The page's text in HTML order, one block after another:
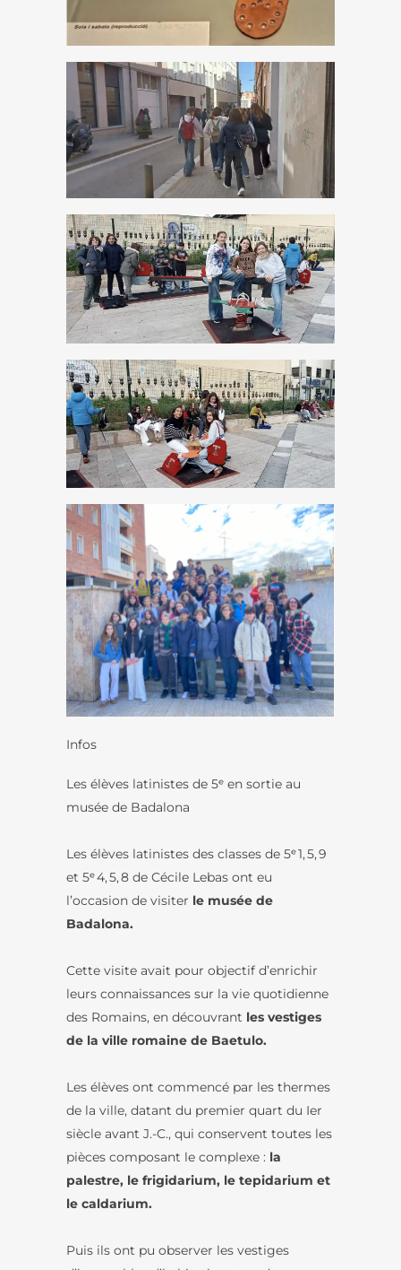
Infos
Les élèves latinistes de 5ᵉ en sortie au
musée de Badalona
Les élèves latinistes des classes de 5ᵉ 1, 5, 9
et 5ᵉ 4, 5, 8 de Cécile Lebas ont eu
l’occasion de visiter le musée de
Badalona.
Cette visite avait pour objectif d’enrichir
leurs connaissances sur la vie quotidienne
des Romains, en découvrant les vestiges
de la ville romaine de Baetulo.
Les élèves ont commencé par les thermes
de la ville, datant du premier quart du Ier
siècle avant J.-C., qui conservent toutes les
pièces composant le complexe : la
palestre, le frigidarium, le tepidarium et
le caldarium.
Puis ils ont pu observer les vestiges